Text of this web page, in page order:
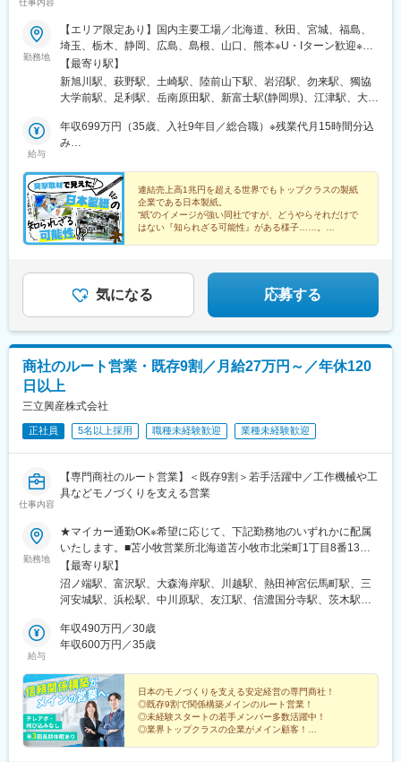
仕事内容
勤務地
【エリア限定あり】国内主要工場／北海道、秋田、宮城、福島、
埼玉、栃木、静岡、広島、島根、山口、熊本※U・Iターン歓迎※車
通勤可・駐車場有※社員寮・社宅有（ワンルームから3LDKまでご
ざいます。ご相談ください）※工場毎の応募状況により充足となる
場合がございます★「総合職」でのご入社の場合、初任地は石
た定期的なローテーションを行うため、多くのチャレンジができ
ます！ ★「エリア限定総合職」でのご入社の場合、石巻・富士・
を積んでいただきます。紙をつくるという性質上、各工場は水資
源が豊富な立地に拠点を構えています。美味しいお酒やご飯にた
くさん出会えますよ！
【最寄り駅】
新旭川駅、萩野駅、土崎駅、陸前山下駅、岩沼駅、勿来駅、獨協
大学前駅、足利駅、岳南原田駅、新富士駅(静岡県)、江津駅、大竹
給与
年収699万円（35歳、入社9年目／総合職）※残業代月15時間分込
み
み
連結売上高1兆円を超える世界でもトップクラスの製紙
企業である日本製紙。
“紙”のイメージが強い同社ですが、どうやらそれだけで
はない『知られざる可能性』がある様子……。
気になる 応募する
商社のルート営業・既存9割／月給27万円～／年休120
日以上
三立興産株式会社
正社員 5名以上採用 職種未経験歓迎 業種未経験歓迎
仕事内容
【専門商社のルート営業】＜既存9割＞若手活躍中／工作機械や工
具などモノづくりを支える営業
勤務地
★マイカー通勤OK※希望に応じて、下記勤務地のいずれかに配属
いたします。■苫小牧営業所北海道苫小牧市北栄町1丁目8番13
号 クリーンバレー1階■仙台営業所宮城県仙台市太白区富沢三丁
目4番1号■東京支店東京都品川区南大井三丁目35番8号■埼玉営業
所埼玉県川越市脇田本町13-22 仲ビル3階■名古屋支店愛知県名
山45番地31■静岡営業所静岡県浜松市中央区中央三丁目9番3号
UNビル1階■四日市営業所三重県四日市市久保田二丁目11番3号■
市国分1丁目6-7 山和ビル3階西■大阪営業所大阪府茨木市駅前3
丁目2番2号 晃永ビル501■福山営業所広島県福山市西町2丁目8-
27 西町ポートビル5階■熊本営業所熊本県熊本市東区長嶺東7丁
目1-1 トミーズ長嶺101号※当面の間は、転勤はありません。転
勤がある場合も、必ず事前相談の上、決定いたします。※受動喫煙
【最寄り駅】
沼ノ端駅、富沢駅、大森海岸駅、川越駅、熱田神宮伝馬町駅、三
河安城駅、浜松駅、中川原駅、友江駅、信濃国分寺駅、茨木駅、
り駅、熱田神宮西駅、遠州病院駅
給与
年収490万円／30歳
年収600万円／35歳
日本のモノづくりを支える安定経営の専門商社！
◎既存9割で関係構築メインのルート営業！
◎未経験スタートの若手メンバー多数活躍中！
◎業界トップクラスの企業がメイン顧客！